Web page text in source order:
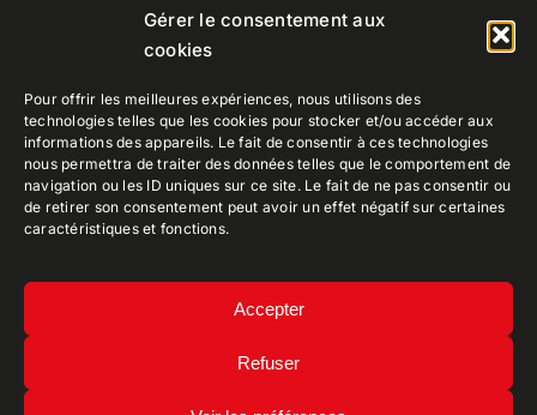
Gérer le consentement aux
cookies
Pour offrir les meilleures expériences, nous utilisons des
technologies telles que les cookies pour stocker et/ou accéder aux
informations des appareils. Le fait de consentir à ces technologies
nous permettra de traiter des données telles que le comportement de
navigation ou les ID uniques sur ce site. Le fait de ne pas consentir ou
de retirer son consentement peut avoir un effet négatif sur certaines
caractéristiques et fonctions.
Accepter
Refuser
• Collectif Ely Patrimoine Photographique
Politique de confidentialité